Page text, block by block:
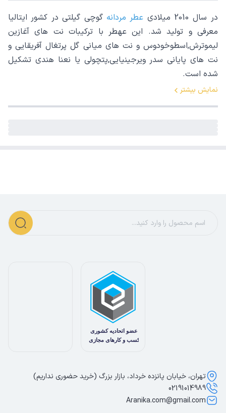
در سال 2010 میلادی عطر مردانه گوچی گیلتی در کشور ایتالیا
معرفی و تولید شد. این عهطر با ترکیبات نت های آغازین
لیموترش,اسطوخودوس و نت های میانی گل پرتغال آفریقایی و
نت های پایانی سدر ویرجینیایی,پتچولی یا نعنا هندی تشکیل
شده است.
نمایش بیشتر
تهران، خیابان پانزده خرداد، بازار بزرگ (خرید حضوری نداریم)
02191014989
Aranika.com@gmail.com